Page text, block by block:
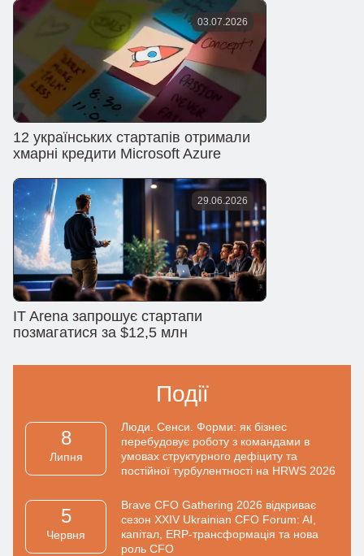
03.07.2026
12 українських стартапів отримали
хмарні кредити Microsoft Azure
29.06.2026
IT Arena запрошує стартапи
позмагатися за $12,5 млн
Події
8
Липня
Люди. Сенси. Форми: як бізнес
перебудовує роботу з командами в
умовах структурного дефіциту та
постійної турбулентності на HRWS 2026
5
Червня
Brave CFO Gathering 2026 відкриває
сезон XXIV Ukrainian CFO Forum: AI,
капітал, ERP-трансформація та нова
роль CFO